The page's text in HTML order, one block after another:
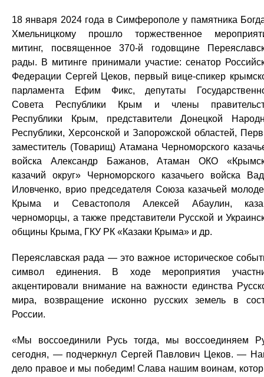
18 января 2024 года в Симферополе у памятника
Хмельницкому прошло торжественное
митинг, посвященное 370-й годовщине
рады. В митинге принимали участие: сенатор
Федерации Сергей Цеков, первый вице-спикер
парламента Ефим Фикс, депутаты
Совета Республики Крым и члены
Республики Крым, представители Донецкой
Республики, Херсонской и Запорожской областей,
заместитель (Товарищ) Атамана Черноморского
войска Александр Бажанов, Атаман ОКО
казачий округ» Черноморского казачьего войска
Иловченко, врио председателя Союза казачьей
Крыма и Севастополя Алексей Абаулин,
черноморцы, а также представители Русской и
общины Крыма, ГКУ РК «Казаки Крыма» и др.
Переяславская рада — это важное историческое
символ единения. В ходе мероприятия
акцентировали внимание на важности единства
мира, возвращение исконно русских земель в
России.
«Мы воссоединили Русь тогда, мы воссоединяем
сегодня, — подчеркнул Сергей Павлович Цеков. —
дело правое и мы победим! Слава нашим воинам,